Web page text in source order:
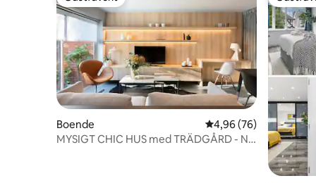
Gästfavorit
Boende 4,96 av 5 i
4,96 (76)
MYSIGT CHIC HUS med TRÄDGÅRD - Ny